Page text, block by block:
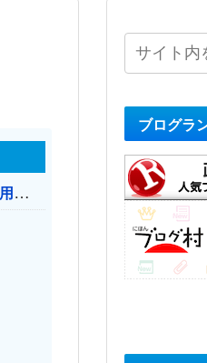
日本のお店、時給1500円でもミャンマー人に次々と逃げられてしまう。お店「すでに地方の雇用は崩壊」
ブログラ